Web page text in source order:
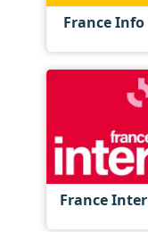
France Info
France Inter